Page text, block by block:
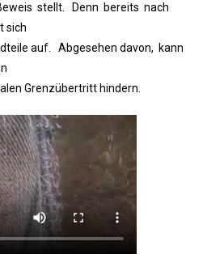
stellt. Denn bereits nach
sich
auf. Abgesehen davon, kann
Grenzübertritt hindern.